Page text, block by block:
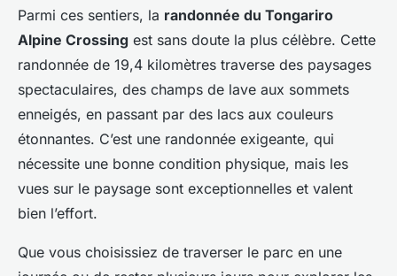
Parmi ces sentiers, la randonnée du Tongariro
Alpine Crossing est sans doute la plus célèbre. Cette
randonnée de 19,4 kilomètres traverse des paysages
spectaculaires, des champs de lave aux sommets
enneigés, en passant par des lacs aux couleurs
étonnantes. C’est une randonnée exigeante, qui
nécessite une bonne condition physique, mais les
vues sur le paysage sont exceptionnelles et valent
bien l’effort.
Que vous choisissiez de traverser le parc en une